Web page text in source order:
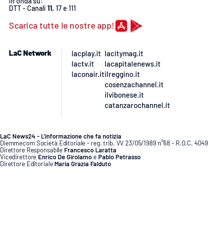
DTT - Canali 11, 17 e 111
Scarica tutte le nostre app!
LaC Network
lacplay.it
lactv.it
laconair.it
lacitymag.it
lacapitalenews.it
ilreggino.it
cosenzachannel.it
ilvibonese.it
catanzarochannel.it
LaC News24 - L’informazione che fa notizia
Diemmecom Società Editoriale - reg. trib. VV 23/05/1989 n°68 - R.O.C. 4049
Direttore Responsabile Francesco Laratta
Vicedirettore Enrico De GirolamoePablo Petrasso
Direttore Editoriale Maria Grazia Falduto